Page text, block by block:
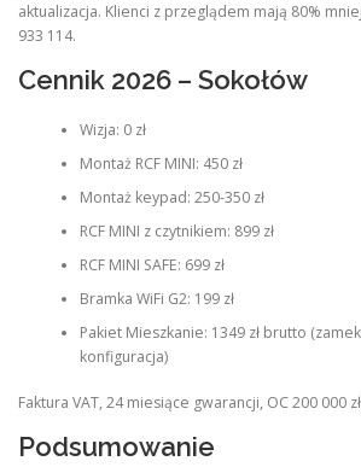
aktualizacja. Klienci z przeglądem mają 80%
933 114.
Cennik 2026 – Sokołów
Wizja: 0 zł
Montaż RCF MINI: 450 zł
Montaż keypad: 250-350 zł
RCF MINI z czytnikiem: 899 zł
RCF MINI SAFE: 699 zł
Bramka WiFi G2: 199 zł
Pakiet Mieszkanie: 1349 zł brutto
konfiguracja)
Faktura VAT, 24 miesiące gwarancji, OC 200 000
Podsumowanie